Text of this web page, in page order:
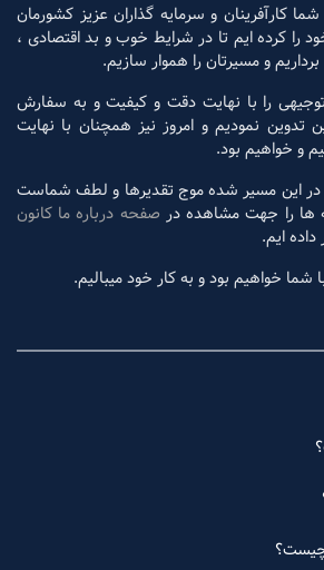
کنار شما کارآفرینان و سرمایه گذاران عزیز کشورمان
را کرده ایم تا در شرایط خوب و بد اقتصادی ،
و مسیرتان را هموار سازیم.
طرح توجیهی را با نهایت دقت و کیفیت و به سفارش
تدوین نمودیم و امروز نیز همچنان با نهایت
و خواهیم بود.
در این مسیر شده موج تقدیرها و لطف شماست
ها را جهت مشاهده در صفحه درباره ما کانون
داده ایم.
خواهیم بود و به کار خود میبالیم.
چیست؟